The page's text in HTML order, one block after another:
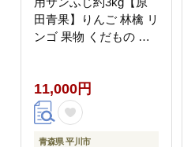
田青果】りんご 林檎 リ
ンゴ 果物 くだもの フ
11,000円
青森県 平川市